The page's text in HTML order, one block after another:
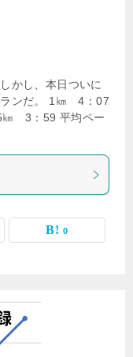
かし、本日ついに
ランだ。 1㎞ 4：07
3：59 平均ペー
0